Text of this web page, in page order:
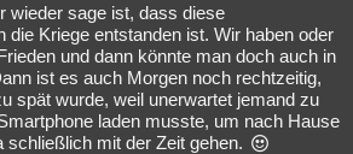
wieder sage ist, dass diese
die Kriege entstanden ist. Wir haben oder
und dann könnte man doch auch in
ist es auch Morgen noch rechtzeitig,
spät wurde, weil unerwartet jemand zu
laden musste, um nach Hause
mit der Zeit gehen.